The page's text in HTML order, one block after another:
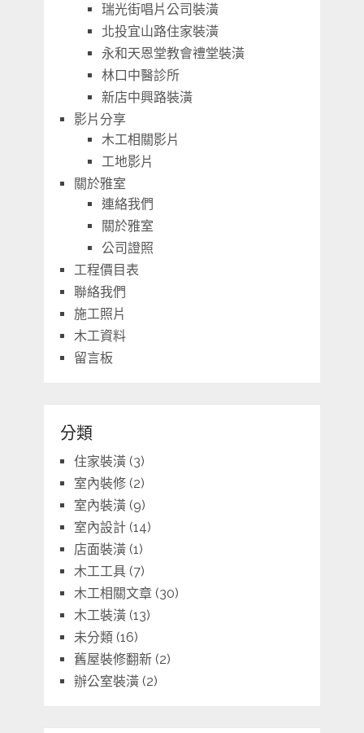
瑞光街唱片公司裝潢
北投宜山路住家裝潢
永和天恩堂教會禮堂裝潢
林口中醫診所
新店中興路裝潢
影片分享
木工相關影片
工地影片
關於雅室
連絡我們
關於雅室
公司證照
工程價目表
聯絡我們
施工照片
木工資料
留言板
分類
住家裝潢(3)
室內裝修(2)
室內裝潢(9)
室內設計(14)
店面裝潢(1)
木工工具(7)
木工相關文章(30)
木工裝潢(13)
未分類(16)
舊屋裝修翻新(2)
辦公室裝潢(2)